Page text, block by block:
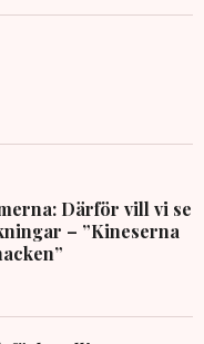
Därför vill vi se
– ”Kineserna